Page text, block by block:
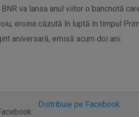
va lansa anul viitor o bancnotă
eroina căzută în luptă în timpul
aniversară, emisă acum doi ani:
Distribuie pe Facebook